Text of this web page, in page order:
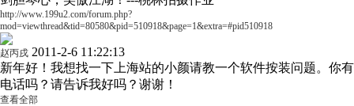
http://www.199u2.com/forum.php?
mod=viewthread&tid=80580&pid=510918&page=1&extra=#pid510918
赵丙戌 2011-2-6 11:22:13
新年好！我想找一下上海站的小颜请教一个软件按装问题。你
电话吗？请告诉我好吗？谢谢！
查看全部